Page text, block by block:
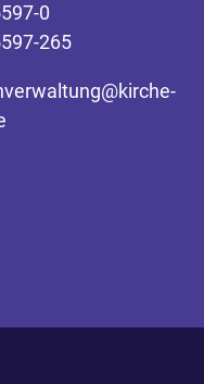
0
265